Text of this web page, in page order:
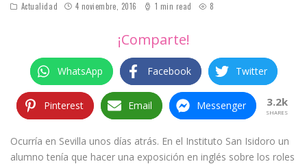
Actualidad 4 noviembre, 2016 1 min read 8
¡Comparte!
WhatsApp Facebook Twitter
Pinterest Email Messenger 3.2k
SHARES
Ocurría en Sevilla unos días atrás. En el Instituto San Isidoro un
alumno tenía que hacer una exposición en inglés sobre los roles